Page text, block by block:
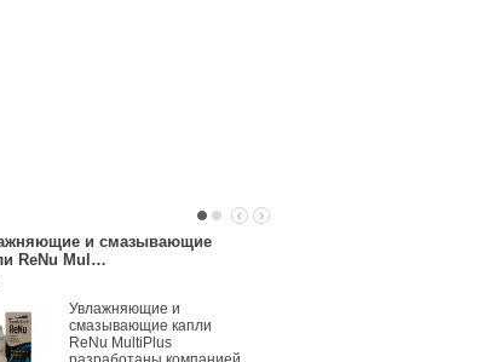
и смазывающие
ReNu Mul…
Увлажняющие и
смазывающие капли
ReNu MultiPlus